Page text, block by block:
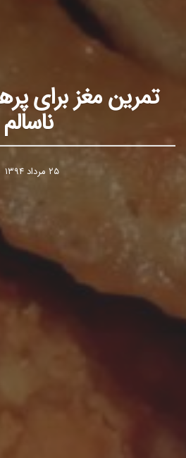
تمرین مغز برای
ناسالم
۲۵ مرداد ۱۳۹۴